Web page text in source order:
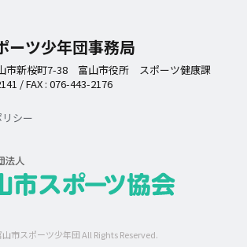
ーツ少年団事務局
市新桜町7-38 富山市役所 スポーツ健康課
/ FAX : 076-443-2176
シー
市スポーツ少年団 All Rights Reserved.